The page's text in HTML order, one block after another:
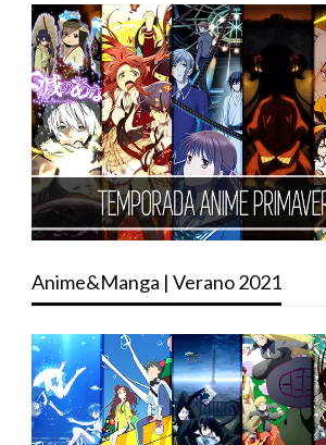
Anime&Manga | Verano 2021